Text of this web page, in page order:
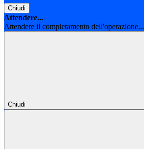
Chiudi
Attendere...
Attendere il completamento dell'operazione...
Chiudi